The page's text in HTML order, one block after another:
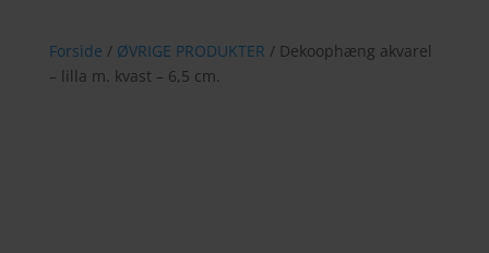
Forside / ØVRIGE PRODUKTER / Dekoophæng akvarel
– lilla m. kvast – 6,5 cm.